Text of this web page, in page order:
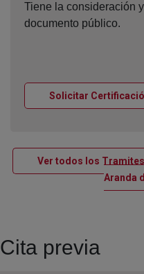
Tiene la consideración
documento público.
Solicitar
Ver todos los
Aranda
Cita previa